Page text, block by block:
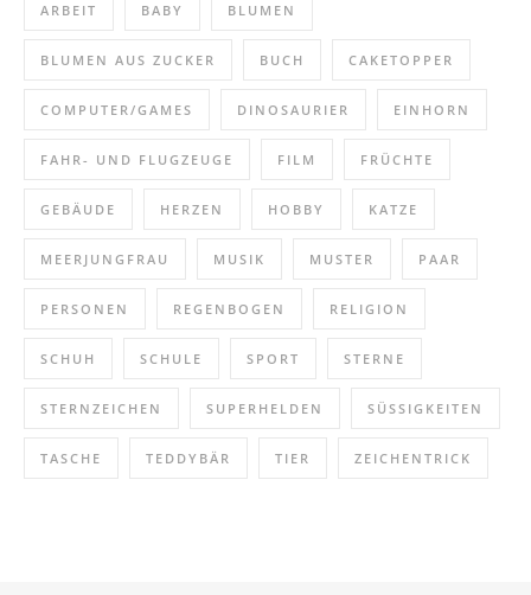
ARBEIT BABY BLUMEN
BLUMEN AUS ZUCKER BUCH CAKETOPPER
COMPUTER/GAMES DINOSAURIER EINHORN
FAHR- UND FLUGZEUGE FILM FRÜCHTE
GEBÄUDE HERZEN HOBBY KATZE
MEERJUNGFRAU MUSIK MUSTER PAAR
PERSONEN REGENBOGEN RELIGION
SCHUH SCHULE SPORT STERNE
STERNZEICHEN SUPERHELDEN SÜSSIGKEITEN
TASCHE TEDDYBÄR TIER ZEICHENTRICK